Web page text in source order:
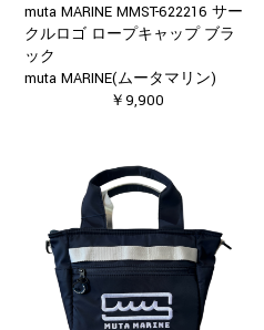
muta MARINE MMST-622216 サー
クルロゴ ロープキャップ ブラ
ック
muta MARINE(ムータマリン)
￥9,900